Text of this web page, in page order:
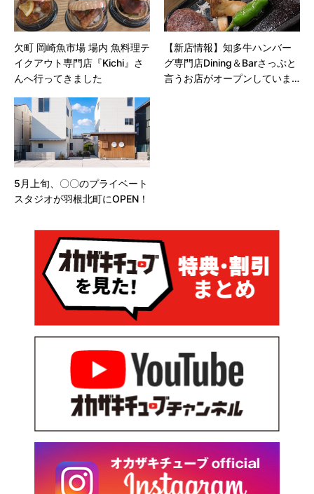
欠町 岡崎魚市場 場内 魚料理テ
イクアウト専門店『Kichi』さ
んへ行ってきました
【新店情報】知多牛ハンバー
グ専門店Dining＆Barさっぷと
言うお店がオープンしていま
5月上旬、〇〇のプライベート
スタジオが羽根北町にOPEN！